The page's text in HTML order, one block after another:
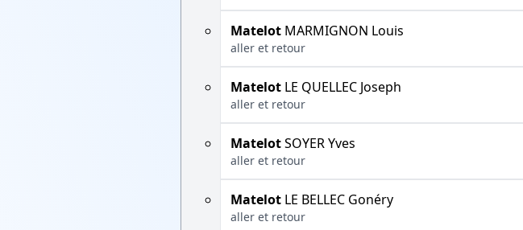
Matelot MARMIGNON Louis
aller et retour
Matelot LE QUELLEC Joseph
aller et retour
MatelotSOYER Yves
aller et retour
Matelot LE BELLEC Gonéry
aller et retour